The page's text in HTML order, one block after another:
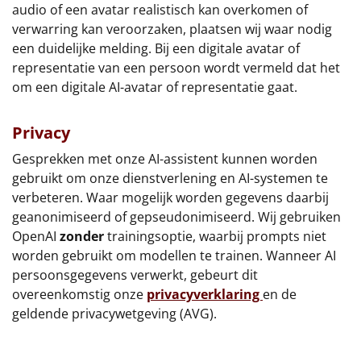
Sinterklaaspakketten
Particulier
Relatiegeschenken
Cadeaubon
Per stuk
Alle overige
audio of een avatar realistisch kan overkomen of
verwarring kan veroorzaken, plaatsen wij waar nodig
een duidelijke melding. Bij een digitale avatar of
representatie van een persoon wordt vermeld dat het
om een digitale AI-avatar of representatie gaat.
Privacy
Gesprekken met onze AI-assistent kunnen worden
gebruikt om onze dienstverlening en AI-systemen te
verbeteren. Waar mogelijk worden gegevens daarbij
geanonimiseerd of gepseudonimiseerd. Wij gebruiken
OpenAI zondertrainingsoptie, waarbij prompts niet
worden gebruikt om modellen te trainen. Wanneer AI
persoonsgegevens verwerkt, gebeurt dit
overeenkomstig onze privacyverklaring en de
geldende privacywetgeving (AVG).